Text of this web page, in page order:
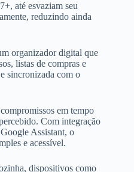
até esvaziam seu
reduzindo ainda
organizador digital que
listas de compras e
sincronizada com o
em tempo
Com integração
Assistant, o
e acessível.
dispositivos como